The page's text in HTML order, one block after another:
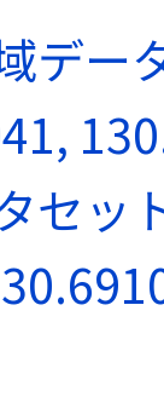
デー
セッ